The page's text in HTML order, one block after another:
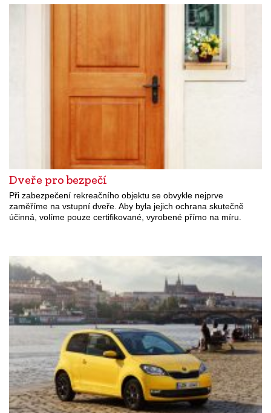
Dveře pro bezpečí
Při zabezpečení rekreačního objektu se obvykle nejprve
zaměříme na vstupní dveře. Aby byla jejich ochrana skutečně
účinná, volíme pouze certifikované, vyrobené přímo na míru.